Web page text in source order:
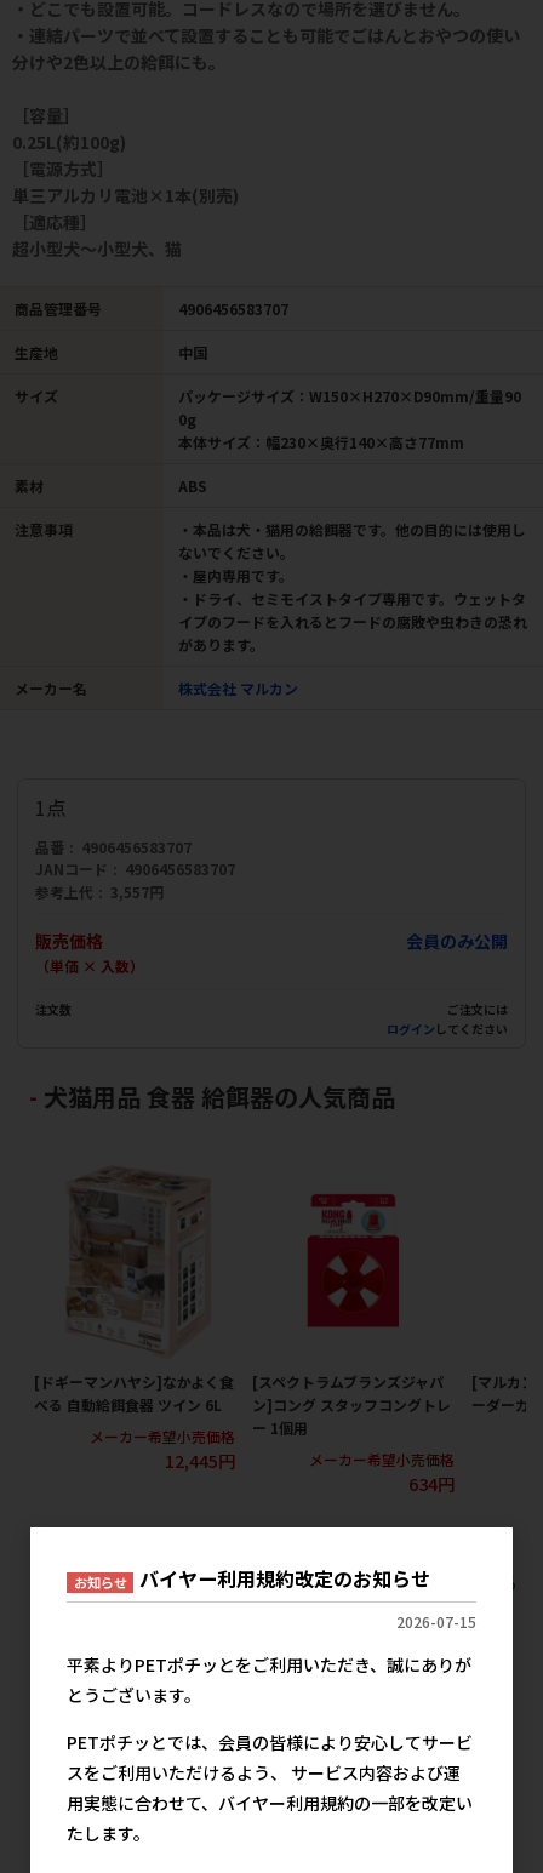
・どこでも設置可能。コードレスなので場所を選びません。
・連結パーツで並べて設置することも可能でごはんとおやつの使い
分けや2色以上の給餌にも。
［容量］
0.25L(約100g)
［電源方式］
単三アルカリ電池×1本(別売)
［適応種］
超小型犬～小型犬、猫
商品管理番号 4906456583707
生産地 中国
サイズ
パッケージサイズ：W150×H270×D90mm/重量90
0g
本体サイズ：幅230×奥行140×高さ77mm
素材 ABS
注意事項
・本品は犬・猫用の給餌器です。他の目的には使用し
ないでください。
・屋内専用です。
・ドライ、セミモイストタイプ専用です。ウェットタ
イプのフードを入れるとフードの腐敗や虫わきの恐れ
があります。
メーカー名 株式会社 マルカン
1点
品番
4906456583707
JANコード
4906456583707
参考上代
3,557円
販売価格
（単価 × 入数）
会員のみ公開
注文数
ご注文には
ログイン してください
犬猫用品 食器 給餌器の人気商品
[ドギーマンハヤシ]なかよく食
べる 自動給餌食器 ツイン 6L
メーカー希望小売価格
12,445円
[スペクトラムブランズジャパ
ン]コング スタッフコングトレ
ー 1個用
メーカー希望小売価格
634円
[マルカン
ーダーカ
すべての犬猫用品 食器 給餌器の人気商品を見る
お知らせ バイヤー利用規約改定のお知らせ
2026-07-15
平素よりPETポチッとをご利用いただき、誠にありが
とうございます。
PETポチッとでは、会員の皆様により安心してサービ
スをご利用いただけるよう、 サービス内容および運
用実態に合わせて、バイヤー利用規約の一部を改定い
たします。